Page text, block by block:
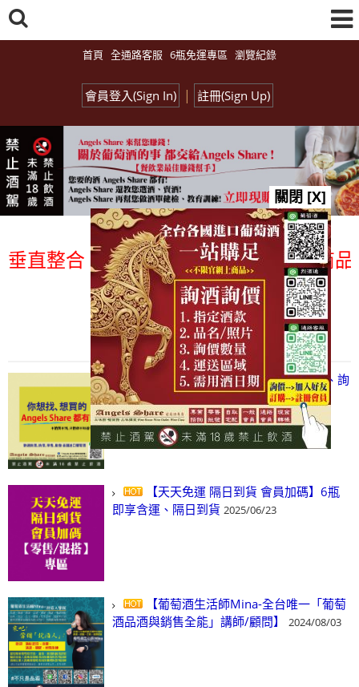
首頁 全通路客服 6瓶免運專區 瀏覽紀錄
會員登入(Sign In) | 註冊(Sign Up)
整合、一次購足」各國進口酒類商品 專
總覽-促銷&活動
all events
【凡酒問Angels Share】線上選酒、詢
(尋)酒、詢價、零售、批發，看這裡!
2024/03/01
【天天免運 隔日到貨 會員加碼】6瓶
即享含運、隔日到貨 2025/06/23
【葡萄酒生活師Mina-全台唯一「葡萄
酒品酒與銷售全能」講師/顧問】
2024/08/03
關閉 [X]